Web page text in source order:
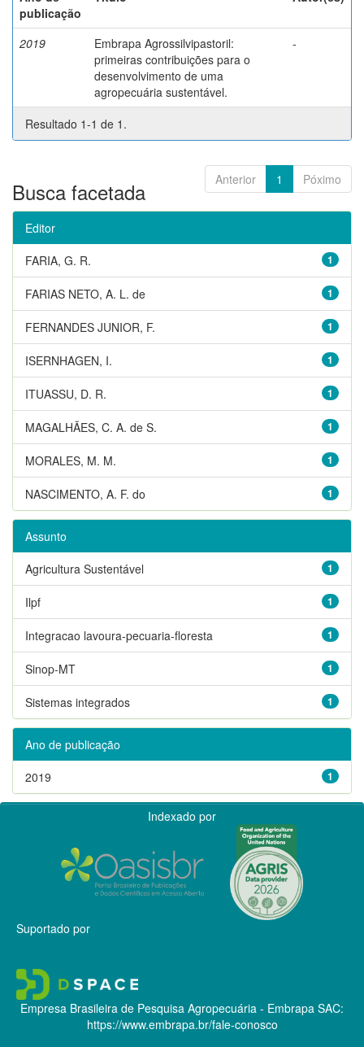
publicação
2019
Embrapa Agrossilvipastoril:
primeiras contribuições para o
desenvolvimento de uma
agropecuária sustentável.
-
Resultado 1-1 de 1.
Anterior 1 Póximo
Busca facetada
Editor
1
FARIA, G. R.
1
FARIAS NETO, A. L. de
1
FERNANDES JUNIOR, F.
1
ISERNHAGEN, I.
1
ITUASSU, D. R.
1
MAGALHÃES, C. A. de S.
1
MORALES, M. M.
1
NASCIMENTO, A. F. do
Assunto
1
Agricultura Sustentável
1
Ilpf
1
Integracao lavoura-pecuaria-floresta
1
Sinop-MT
1
Sistemas integrados
Ano de publicação
1
2019
Indexado por
Suportado por
Empresa Brasileira de Pesquisa Agropecuária - Embrapa SAC:
https://www.embrapa.br/fale-conosco